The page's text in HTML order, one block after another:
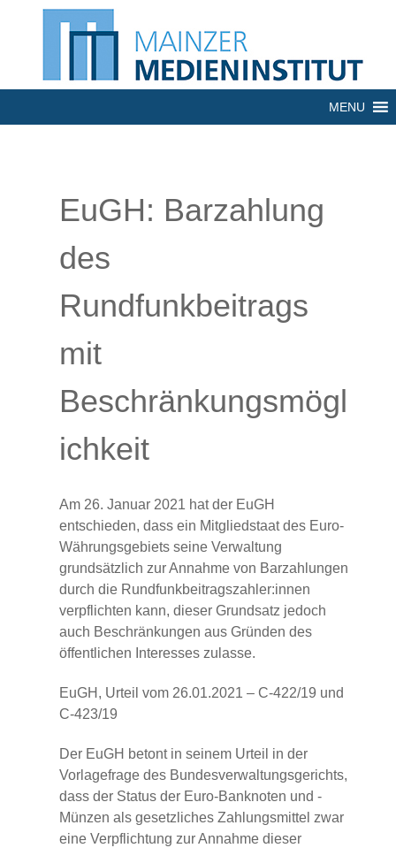
MENU
EuGH: Barzahlung
des
Rundfunkbeitrags
mit
Beschränkungsmögl
ichkeit
Am 26. Januar 2021 hat der EuGH
entschieden, dass ein Mitgliedstaat des Euro-
Währungsgebiets seine Verwaltung
grundsätzlich zur Annahme von Barzahlungen
durch die Rundfunkbeitragszahler:innen
verpflichten kann, dieser Grundsatz jedoch
auch Beschränkungen aus Gründen des
öffentlichen Interesses zulasse.
EuGH, Urteil vom 26.01.2021 – C-422/19 und
C-423/19
Der EuGH betont in seinem Urteil in der
Vorlagefrage des Bundesverwaltungsgerichts,
dass der Status der Euro-Banknoten und -
Münzen als gesetzliches Zahlungsmittel zwar
eine Verpflichtung zur Annahme dieser